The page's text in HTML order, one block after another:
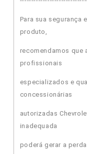
Para sua segurança
produto,
recomendamos que
profissionais
especializados e
concessionárias
autorizadas
inadequada
poderá gerar a